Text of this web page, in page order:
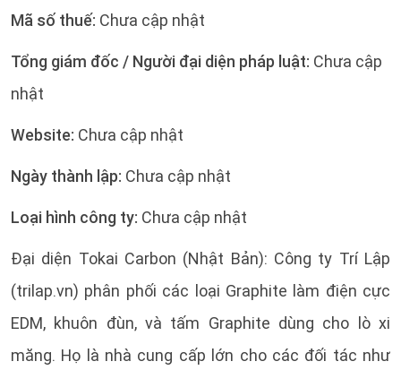
Mã số thuế: Chưa cập nhật
Tổng giám đốc / Người đại diện pháp luật: Chưa cập
nhật
Website: Chưa cập nhật
Ngày thành lập: Chưa cập nhật
Loại hình công ty: Chưa cập nhật
Đại diện Tokai Carbon (Nhật Bản): Công ty Trí Lập
(trilap.vn) phân phối các loại Graphite làm điện cực
EDM, khuôn đùn, và tấm Graphite dùng cho lò xi
măng. Họ là nhà cung cấp lớn cho các đối tác như